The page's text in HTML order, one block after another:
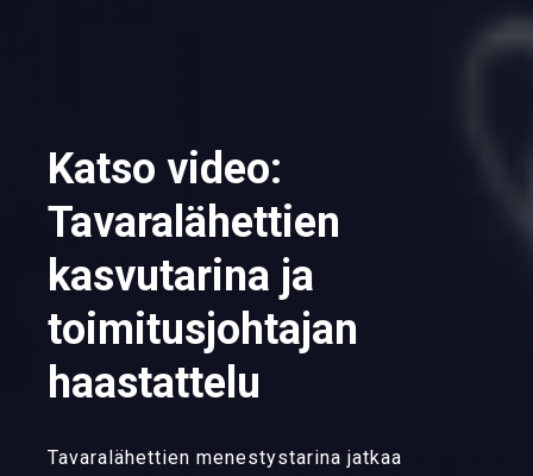
Katso video:
Tavaralähettien
kasvutarina ja
toimitusjohtajan
haastattelu
Tavaralähettien menestystarina jatkaa